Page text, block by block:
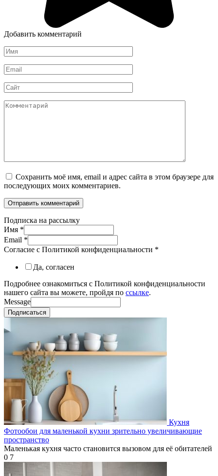
Добавить комментарий
Имя
*
Email
*
Сайт
Комментарий
Сохранить моё имя, email и адрес сайта в этом браузере для
последующих моих комментариев.
Подписка на рассылку
Имя *
Email *
Согласие с Политикой конфиденциальности *
Да, согласен
Подробнее ознакомиться с Политикой конфиденциальности
нашего сайта вы можете, пройдя по ссылке.
Message
Подписаться
Кухня
Фотообои для маленькой кухни зрительно увеличивающие
пространство
Маленькая кухня часто становится вызовом для её обитателей
0 7